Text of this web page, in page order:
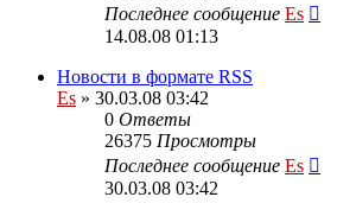
Последнее сообщение Es
14.08.08 01:13
Новости в формате RSS
Es » 30.03.08 03:42
0 Ответы
26375 Просмотры
Последнее сообщение Es
30.03.08 03:42